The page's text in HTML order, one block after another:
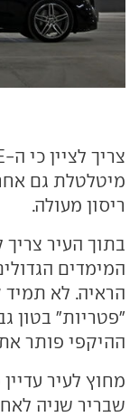
מיטלטלת גם
ריסון מעולה.
בתוך העיר
המימדים
הראיה. לא תמיד
"פטריות" בטון
ההיקפי פותר
מחוץ לעיר
שבריר שניה